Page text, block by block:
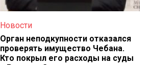
Новости
Орган неподкупности отказался
проверять имущество Чебана.
Кто покрыл его расходы на суды